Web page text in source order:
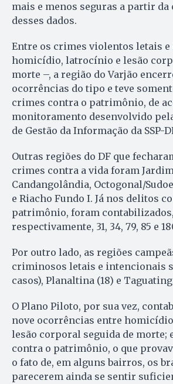
mais e menos seguras a partir da
desses dados.
Entre os crimes violentos letais
homicídio, latrocínio e lesão
morte –, a região do Varjão
ocorrências do tipo e teve
crimes contra o patrimônio, de
monitoramento desenvolvido
de Gestão da Informação da SSP-
Outras regiões do DF que
crimes contra a vida foram
Candangolândia, Octogonal/
e Riacho Fundo I. Já nos delitos
patrimônio, foram contabilizados,
respectivamente, 31, 34, 79, 85 e
Por outro lado, as regiões
criminosos letais e intencionais
casos), Planaltina (18) e
O Plano Piloto, por sua vez,
nove ocorrências entre
lesão corporal seguida de morte;
contra o patrimônio, o que
o fato de, em alguns bairros, os
parecerem ainda se sentir